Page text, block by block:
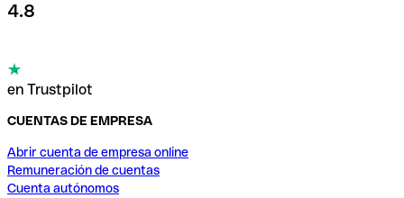
4.8
en Trustpilot
CUENTAS DE EMPRESA
Abrir cuenta de empresa online
Remuneración de cuentas
Cuenta autónomos